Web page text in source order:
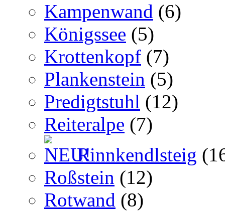
Kampenwand (6)
Königssee (5)
Krottenkopf (7)
Plankenstein (5)
Predigtstuhl (12)
Reiteralpe (7)
Rinnkendlsteig
Roßstein (12)
Rotwand (8)